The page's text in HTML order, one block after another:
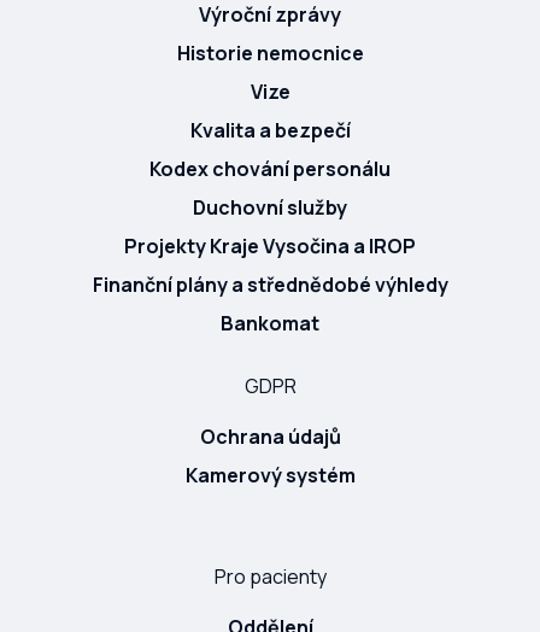
Výroční zprávy
Historie nemocnice
Vize
Kvalita a bezpečí
Kodex chování personálu
Duchovní služby
Projekty Kraje Vysočina a IROP
Finanční plány a střednědobé výhledy
Bankomat
GDPR
Ochrana údajů
Kamerový systém
Pro pacienty